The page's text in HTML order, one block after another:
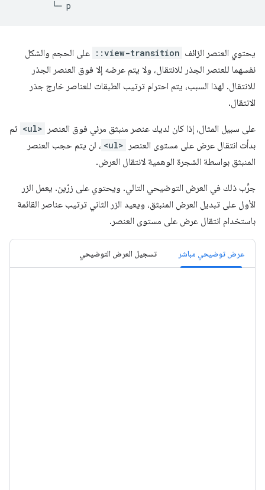
يحتوي العنصر الزائف ::view-transition على الحجم والشكل
نفسهما للعنصر الجذر للانتقال، ولا يتم عرضه إلا فوق العنصر الجذر
للانتقال. لهذا السبب، يتم احترام ترتيب الطبقات للعناصر خارج جذر
الانتقال.
على سبيل المثال، إذا كان لديك عنصر منبثق مرئي فوق العنصر <ul> ثم
بدأت انتقال عرض على مستوى العنصر
<ul> ، لن يتم حجب العنصر
المنبثق بواسطة الشجرة الوهمية لانتقال العرض.
جرِّب ذلك في العرض التوضيحي التالي. ويحتوي على زرّين. يعمل الزر
الأول على تبديل العرض المنبثق، ويعيد الزر الثاني ترتيب عناصر القائمة
باستخدام انتقال عرض على مستوى العنصر.
عرض توضيحي مباشر تسجيل العرض التوضيحي